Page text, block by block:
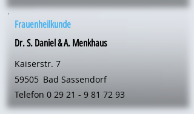
Frauenheilkunde
Dr. S. Daniel & A. Menkhaus
Kaiserstr. 7
59505 Bad Sassendorf
Telefon 0 29 21 - 9 81 72 93